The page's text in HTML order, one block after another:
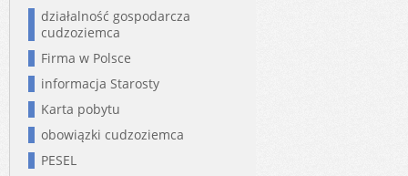
działalność gospodarcza
cudzoziemca
Firma w Polsce
informacja Starosty
Karta pobytu
obowiązki cudzoziemca
PESEL